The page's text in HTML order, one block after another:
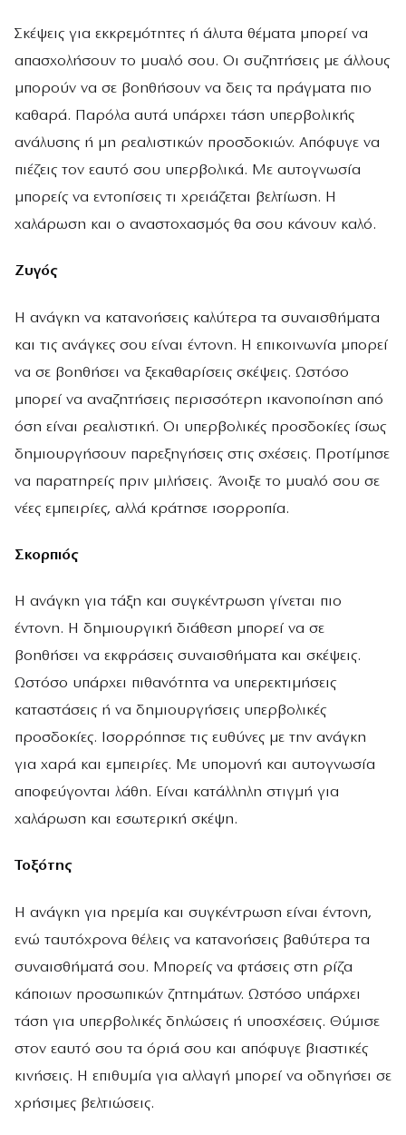
Σκέψεις για εκκρεμότητες ή άλυτα θέματα μπορεί να
απασχολήσουν το μυαλό σου. Οι συζητήσεις με άλλους
μπορούν να σε βοηθήσουν να δεις τα πράγματα πιο
καθαρά. Παρόλα αυτά υπάρχει τάση υπερβολικής
ανάλυσης ή μη ρεαλιστικών προσδοκιών. Απόφυγε να
πιέζεις τον εαυτό σου υπερβολικά. Με αυτογνωσία
μπορείς να εντοπίσεις τι χρειάζεται βελτίωση. Η
χαλάρωση και ο αναστοχασμός θα σου κάνουν καλό.
Ζυγός
Η ανάγκη να κατανοήσεις καλύτερα τα συναισθήματα
και τις ανάγκες σου είναι έντονη. Η επικοινωνία μπορεί
να σε βοηθήσει να ξεκαθαρίσεις σκέψεις. Ωστόσο
μπορεί να αναζητήσεις περισσότερη ικανοποίηση από
όση είναι ρεαλιστική. Οι υπερβολικές προσδοκίες ίσως
δημιουργήσουν παρεξηγήσεις στις σχέσεις. Προτίμησε
να παρατηρείς πριν μιλήσεις. Άνοιξε το μυαλό σου σε
νέες εμπειρίες, αλλά κράτησε ισορροπία.
Σκορπιός
Η ανάγκη για τάξη και συγκέντρωση γίνεται πιο
έντονη. Η δημιουργική διάθεση μπορεί να σε
βοηθήσει να εκφράσεις συναισθήματα και σκέψεις.
Ωστόσο υπάρχει πιθανότητα να υπερεκτιμήσεις
καταστάσεις ή να δημιουργήσεις υπερβολικές
προσδοκίες. Ισορρόπησε τις ευθύνες με την ανάγκη
για χαρά και εμπειρίες. Με υπομονή και αυτογνωσία
αποφεύγονται λάθη. Είναι κατάλληλη στιγμή για
χαλάρωση και εσωτερική σκέψη.
Τοξότης
Η ανάγκη για ηρεμία και συγκέντρωση είναι έντονη,
ενώ ταυτόχρονα θέλεις να κατανοήσεις βαθύτερα τα
συναισθήματά σου. Μπορείς να φτάσεις στη ρίζα
κάποιων προσωπικών ζητημάτων. Ωστόσο υπάρχει
τάση για υπερβολικές δηλώσεις ή υποσχέσεις. Θύμισε
στον εαυτό σου τα όριά σου και απόφυγε βιαστικές
κινήσεις. Η επιθυμία για αλλαγή μπορεί να οδηγήσει σε
χρήσιμες βελτιώσεις.